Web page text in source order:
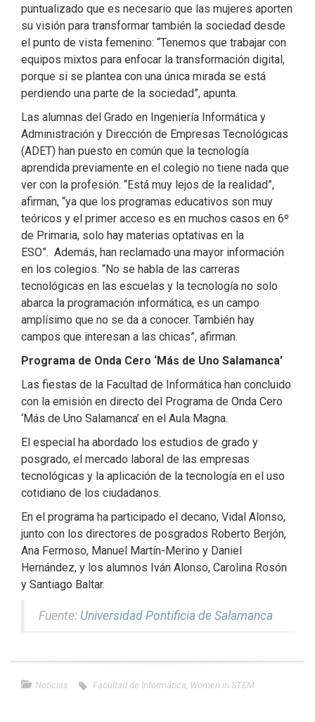
puntualizado que es necesario que las mujeres aporten
su visión para transformar también la sociedad desde
el punto de vista femenino: “Tenemos que trabajar con
equipos mixtos para enfocar la transformación digital,
porque si se plantea con una única mirada se está
perdiendo una parte de la sociedad”, apunta.
Las alumnas del Grado en Ingeniería Informática y
Administración y Dirección de Empresas Tecnológicas
(ADET) han puesto en común que la tecnología
aprendida previamente en el colegio no tiene nada que
ver con la profesión. “Está muy lejos de la realidad”,
afirman, “ya que los programas educativos son muy
teóricos y el primer acceso es en muchos casos en 6º
de Primaria, solo hay materias optativas en la
ESO”. Además, han reclamado una mayor información
en los colegios. “No se habla de las carreras
tecnológicas en las escuelas y la tecnología no solo
abarca la programación informática, es un campo
amplísimo que no se da a conocer. También hay
campos que interesan a las chicas”, afirman.
Programa de Onda Cero ‘Más de Uno Salamanca’
Las fiestas de la Facultad de Informática han concluido
con la emisión en directo del Programa de Onda Cero
‘Más de Uno Salamanca’ en el Aula Magna.
El especial ha abordado los estudios de grado y
posgrado, el mercado laboral de las empresas
tecnológicas y la aplicación de la tecnología en el uso
cotidiano de los ciudadanos.
En el programa ha participado el decano, Vidal Alonso,
junto con los directores de posgrados Roberto Berjón,
Ana Fermoso, Manuel Martín-Merino y Daniel
Hernández, y los alumnos Iván Alonso, Carolina Rosón
y Santiago Baltar.
Fuente: Universidad Pontificia de Salamanca
Noticias Facultad de Informática, Women in STEM